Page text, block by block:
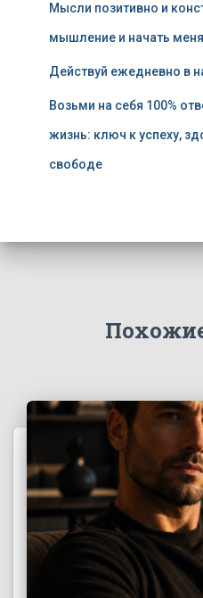
Мысли позитивно и
мышление и начать
Действуй ежедневно в
Возьми на себя 100%
жизнь: ключ к успеху,
свободе